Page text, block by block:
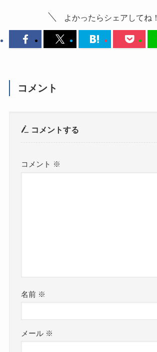
よかったらシェアしてね！
コメント
コメントする
コメント ※
名前 ※
メール ※